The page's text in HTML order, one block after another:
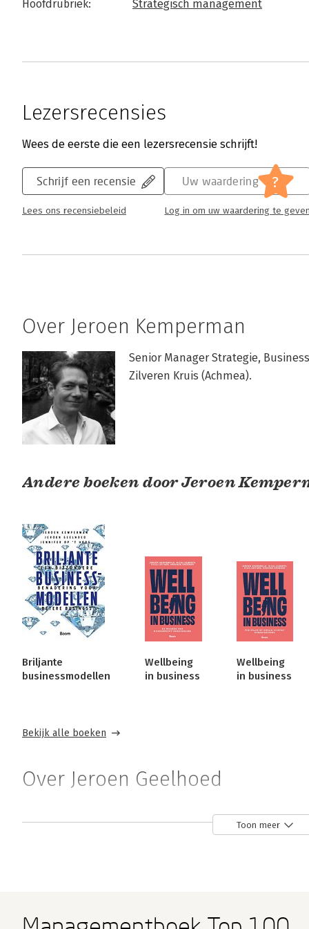
Hoofdrubriek: Strategisch management
Lezersrecensies
Wees de eerste die een lezersrecensie schrijft!
Schrijf een recensie
Lees ons recensiebeleid
Uw waardering ?
Log in om uw waardering te
Over Jeroen Kemperman
Senior Manager Strategie,
Zilveren Kruis (Achmea).
Andere boeken door Jeroen
Briljante
businessmodellen
Wellbeing
in business
Wellbeing
in business
Bekijk alle boeken
Over Jeroen Geelhoed
Installatiegroep. Daarvoor was
Toon meer